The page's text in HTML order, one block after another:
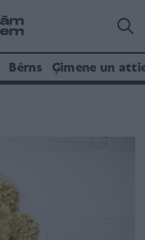
Bērns Ģimene un